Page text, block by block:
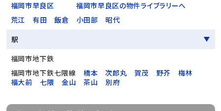
福岡市早良区
福岡市早良区の物件ライブラリーへ
荒江
有田 飯倉 小田部
昭代
駅
福岡市地下鉄
福岡市地下鉄七隈線
橋本 次郎丸 賀茂 野芥
梅林
福大前
七隈 金山 茶山 別府